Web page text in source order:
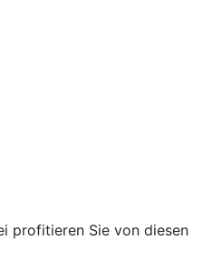
profitieren Sie von diesen